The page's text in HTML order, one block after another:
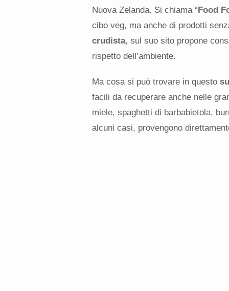
Nuova Zelanda. Si chiama “Food
cibo veg, ma anche di prodotti
crudista, sul suo sito propone
rispetto dell’ambiente.
Ma cosa si può trovare in questo
facili da recuperare anche nelle
miele, spaghetti di barbabietola,
alcuni casi, provengono